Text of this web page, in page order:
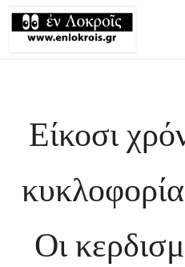
Είκοσι
Οι